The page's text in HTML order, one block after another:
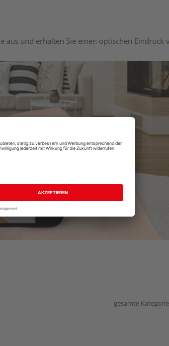
aus und erhalten Sie einen optischen Eindruck
gesamte